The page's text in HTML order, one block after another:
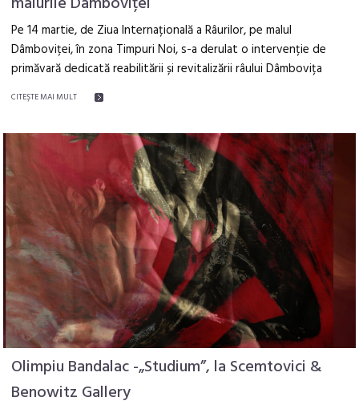
Pe 14 martie, de Ziua Internațională a Râurilor, pe malul
Dâmboviței, în zona Timpuri Noi, s-a derulat o intervenție de
primăvară dedicată reabilitării și revitalizării râului Dâmbovița
CITEŞTE MAI MULT
Olimpiu Bandalac -„Studium”, la Scemtovici &
Benowitz Gallery